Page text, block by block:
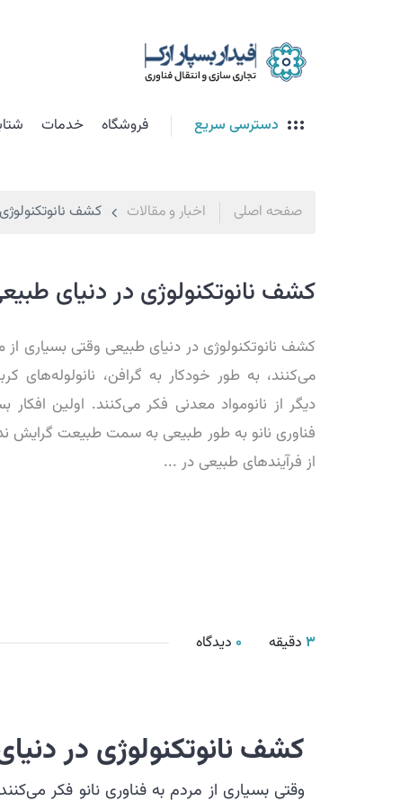
دسترسی سریع فروشگاه خدمات
صفحه اصلی اخبار و مقالات کشف
کشف نانوتکنولوژی در دنیای
کشف نانوتکنولوژی در دنیای طبیعی وقتی بسیاری از
می‌کنند، به طور خودکار به گرافن، نانولوله‌های
دیگر از نانومواد معدنی فکر می‌کنند. اولین افکار
فناوری نانو به طور طبیعی به سمت طبیعت گرایش
از فرآیندهای طبیعی در ...
3 دقیقه 0 دیدگاه
کشف نانوتکنولوژی در
وقتی بسیاری از مردم به فناوری نانو فکر